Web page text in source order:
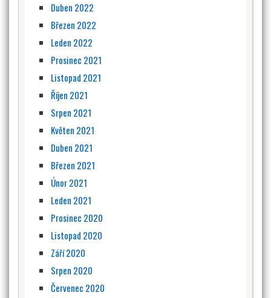
Duben 2022
Březen 2022
Leden 2022
Prosinec 2021
Listopad 2021
Říjen 2021
Srpen 2021
Květen 2021
Duben 2021
Březen 2021
Únor 2021
Leden 2021
Prosinec 2020
Listopad 2020
Září 2020
Srpen 2020
Červenec 2020